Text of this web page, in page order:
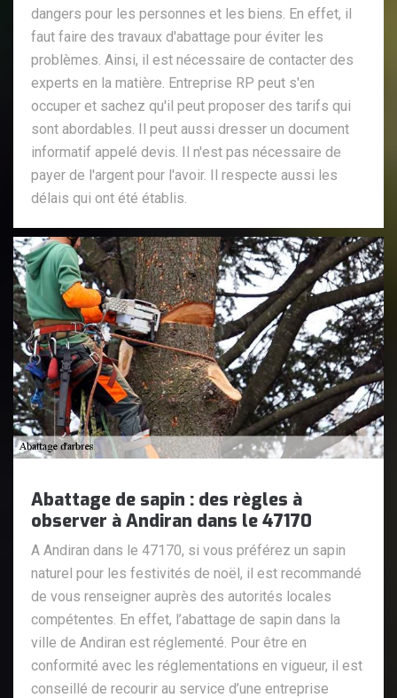
dangers pour les personnes et les biens. En effet, il
faut faire des travaux d'abattage pour éviter les
problèmes. Ainsi, il est nécessaire de contacter des
experts en la matière. Entreprise RP peut s'en
occuper et sachez qu'il peut proposer des tarifs qui
sont abordables. Il peut aussi dresser un document
informatif appelé devis. Il n'est pas nécessaire de
payer de l'argent pour l'avoir. Il respecte aussi les
délais qui ont été établis.
Abattage de sapin : des règles à
observer à Andiran dans le 47170
A Andiran dans le 47170, si vous préférez un sapin
naturel pour les festivités de noël, il est recommandé
de vous renseigner auprès des autorités locales
compétentes. En effet, l’abattage de sapin dans la
ville de Andiran est réglementé. Pour être en
conformité avec les réglementations en vigueur, il est
conseillé de recourir au service d’une entreprise